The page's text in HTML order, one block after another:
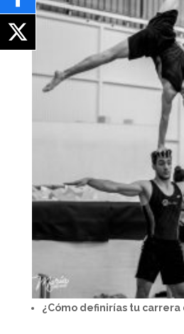
¿Cómo definirías tu